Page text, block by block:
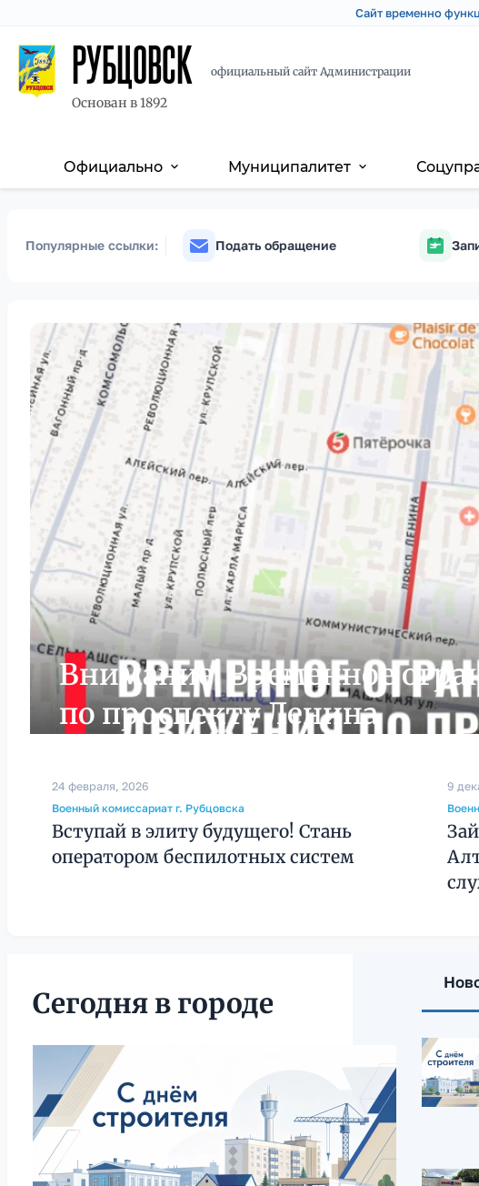
Перейти
основному
Skip
main
Сайт временно
РУБЦОВСК
Основан в 1892
официальный сайт Администрации
Основная
Официально expand_more Муниципалитет expand_more
Популярные ссылки: Подать обращение
Внимание! Временное
по проспекту Ленина
24 февраля, 2026
Военный комиссариат г. Рубцовска
Вступай в элиту будущего! Стань
оператором беспилотных систем
9
Сегодня в городе